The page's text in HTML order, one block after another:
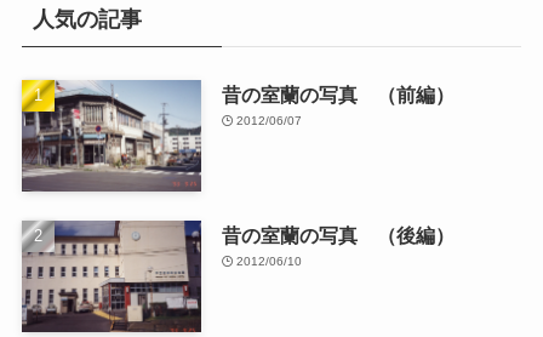
人気の記事
昔の室蘭の写真 （前編）
2012/06/07
昔の室蘭の写真 （後編）
2012/06/10